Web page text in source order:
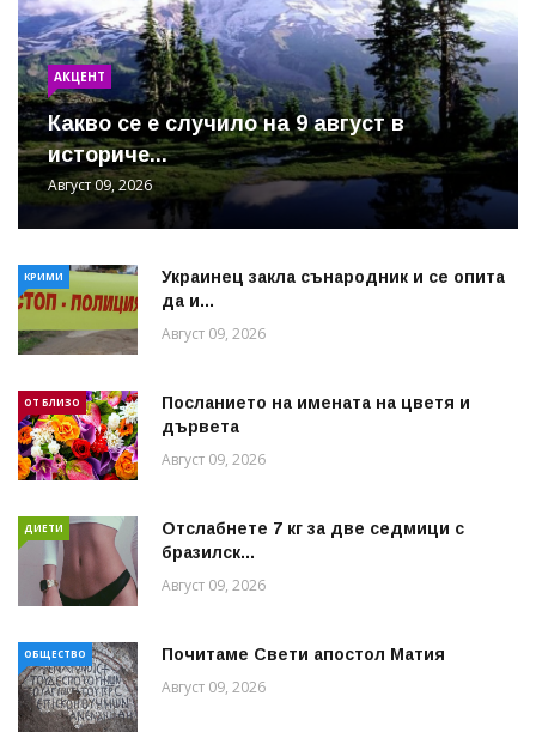
АКЦЕНТ
Какво се е случило на 9 август в
историче...
Август 09, 2026
КРИМИ
Украинец закла сънародник и се опита
да и...
Август 09, 2026
ОТ БЛИЗО
Посланието на имената на цветя и
дървета
Август 09, 2026
ДИЕТИ
Отслабнете 7 кг за две седмици с
бразилск...
Август 09, 2026
ОБЩЕСТВО Почитаме Свети апостол Матия
Август 09, 2026